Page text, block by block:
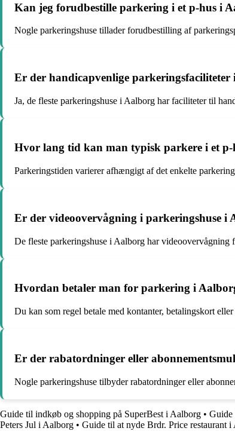
Kan jeg forudbestille parkering i et p-hus i
Nogle parkeringshuse tillader forudbestilling af
Er der handicapvenlige parkeringsfaciliteter
Ja, de fleste parkeringshuse i Aalborg har faciliteter til
Hvor lang tid kan man typisk parkere i et
Parkeringstiden varierer afhængigt af det enkelte
Er der videoovervågning i parkeringshuse i
De fleste parkeringshuse i Aalborg har videoovervågning
Hvordan betaler man for parkering i
Du kan som regel betale med kontanter, betalingskort
Er der rabatordninger eller
Nogle parkeringshuse tilbyder rabatordninger eller
Guide til indkøb og shopping på SuperBest i Aalborg • Guide
Peters Jul i Aalborg • Guide til at nyde Brdr. Price restaurant i